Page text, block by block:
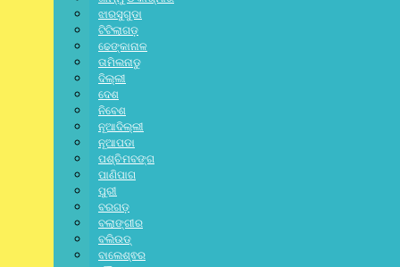
ଝାରସୁଗୁଡା
ଟିଟିଲାଗଡ଼
ଢେଙ୍କାନାଳ
ତାମିଲନାଡୁ
ଦିଲ୍ଲୀ
ଦେଶ
ନିବେଶ
ନୂଆଦିଲ୍ଲୀ
ନୂଆପଡା
ପଶ୍ଚିମବଙ୍ଗ
ପାଣିପାଗ
ପୁରୀ
ବରଗଡ଼
ବଲାଙ୍ଗୀର
ବଲିଉଡ୍
ବାଲେଶ୍ଵର